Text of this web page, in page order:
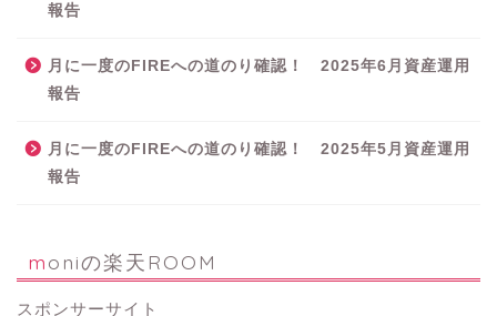
報告
月に一度のFIREへの道のり確認！ 2025年6月資産運用
報告
月に一度のFIREへの道のり確認！ 2025年5月資産運用
報告
moniの楽天ROOM
スポンサーサイト